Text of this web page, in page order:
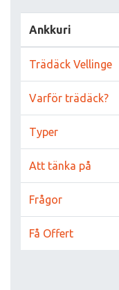
Ankkuri
Trädäck Vellinge
Varför trädäck?
Typer
Att tänka på
Frågor
Få Offert